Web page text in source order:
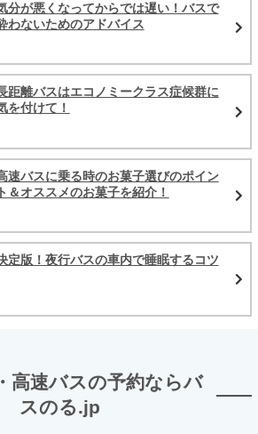
分が悪くなってからでは遅い！バスで
わないためのアドバイス
距離バスはエコノミークラス症候群に
を付けて！
速バスに乗る時のお菓子選びのポイン
ト＆オススメのお菓子を紹介！
定版！夜行バスの車内で睡眠するコツ
高速バスの予約ならバ
スのる.jp